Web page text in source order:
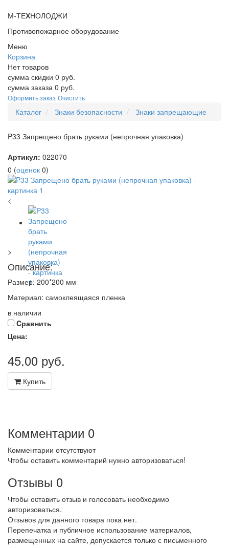
М-ТЕХНОЛОДЖИ
Противопожарное оборудование
Меню
Корзина
Нет товаров
сумма скидки 0 руб.
сумма заказа 0 руб.
Оформить заказ Очистить
Каталог Знаки безопасности Знаки запрещающие
P33 Запрещено брать руками (непрочная упаковка)
Артикул: 022070
0 (оценок 0)
<
>
Описание:
Размер: 200*200 мм
Материал: самоклеящаяся пленка
в наличии
Cравнить
Цена:
45.00 руб.
Купить
Комментарии 0
Комментарии отсутствуют
Чтобы оставить комментарий нужно авторизоваться!
Отзывы 0
Чтобы оcтавить отзыв и голосовать необходимо
авторизоваться.
Отзывов для данного товара пока нет.
Перепечатка и публичное использование материалов,
размещенных на сайте, допускается только с письменного